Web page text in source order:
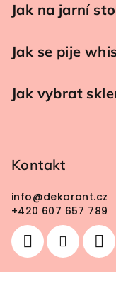
Jak na jarní
Jak se pije
Jak vybrat
Kontakt
info@dekorant.cz
+420 607 657 789